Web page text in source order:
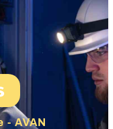
- AVAN